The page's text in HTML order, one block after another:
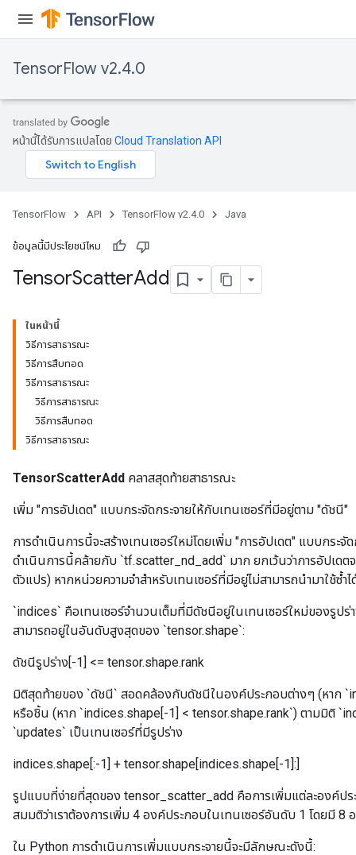
TensorFlow v2.4.0
หน้านี้ได้รับการแปลโดย Cloud Translation API
TensorFlow API TensorFlow v2.4.0 Java
ข้อมูลนี้มีประโยชน์ไหม
TensorScatterAdd
ในหน้านี้
วิธีการสาธารณะ
วิธีการสืบทอด
วิธีการสาธารณะ
วิธีการสาธารณะ
วิธีการสืบทอด
วิธีการสาธารณะ
TensorScatterAdd คลาสสุดท้ายสาธารณะ
เพิ่ม "การอัปเดต" แบบกระจัดกระจายให้กับเทนเซอร์ที่มีอยู่ตาม "ดัชนี"
การดำเนินการนี้จะสร้างเทนเซอร์ใหม่โดยเพิ่ม "การอัปเดต" แบบกระ
ดำเนินการนี้คล้ายกับ `tf.scatter_nd_add` มาก ยกเว้นว่าการอัปเด
ตัวแปร) หากหน่วยความจำสำหรับเทนเซอร์ที่มีอยู่ไม่สามารถนำมาใช้ซ้ำไ
`indices` คือเทนเซอร์จำนวนเต็มที่มีดัชนีอยู่ในเทนเซอร์ใหม่ของรูป
สามารถอยู่ในอันดับสูงสุดของ `tensor.shape`:
ดัชนีรูปร่าง[-1] <= tensor.shape.rank
มิติสุดท้ายของ `ดัชนี` สอดคล้องกับดัชนีในองค์ประกอบต่างๆ (หาก
หรือชิ้น (หาก `indices.shape[-1] < tensor.shape.rank`) ตามมิติ
`updates` เป็นเทนเซอร์ที่มีรูปร่าง
indices.shape[:-1] + tensor.shape[indices.shape[-1]:]
รูปแบบที่ง่ายที่สุดของ tensor_scatter_add คือการเพิ่มแต่ละองค์ปร
สมมติว่าเราต้องการเพิ่ม 4 องค์ประกอบในเทนเซอร์อันดับ 1 โดยมี 8
ใน Python การดำเนินการเพิ่มแบบกระจายนี้จะมีลักษณะดังนี้: